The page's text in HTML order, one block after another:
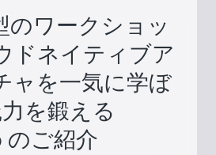
のワークショッ
ドネイティブア
ャを一気に学ぼ
を鍛える
のご紹介